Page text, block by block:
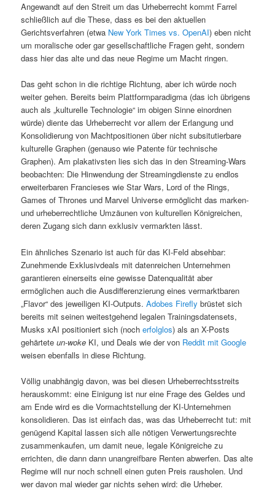
Angewandt auf den Streit um das Urheberrecht kommt Farrel
schließlich auf die These, dass es bei den aktuellen
Gerichtsverfahren (etwa New York Times vs. OpenAI) eben nicht
um moralische oder gar gesellschaftliche Fragen geht, sondern
dass hier das alte und das neue Regime um Macht ringen.
Das geht schon in die richtige Richtung, aber ich würde noch
weiter gehen. Bereits beim Plattformparadigma (das ich übrigens
auch als „kulturelle Technologie“ im obigen Sinne einordnen
würde) diente das Urheberrecht vor allem der Erlangung und
Konsolidierung von Machtpositionen über nicht subsitutierbare
kulturelle Graphen (genauso wie Patente für technische
Graphen). Am plakativsten lies sich das in den Streaming-Wars
beobachten: Die Hinwendung der Streamingdienste zu endlos
erweiterbaren Francieses wie Star Wars, Lord of the Rings,
Games of Thrones und Marvel Universe ermöglicht das marken-
und urheberrechtliche Umzäunen von kulturellen Königreichen,
deren Zugang sich dann exklusiv vermarkten lässt.
Ein ähnliches Szenario ist auch für das KI-Feld absehbar:
Zunehmende Exklusivdeals mit datenreichen Unternehmen
garantieren einerseits eine gewisse Datenqualität aber
ermöglichen auch die Ausdifferenzierung eines vermarktbaren
„Flavor“ des jeweiligen KI-Outputs.Adobes Firefly brüstet sich
bereits mit seinen weitestgehend legalen Trainingsdatensets,
Musks xAI positioniert sich (nocherfolglos) als an X-Posts
gehärteteun-woke KI, und Deals wie der von Reddit mit Google
weisen ebenfalls in diese Richtung.
Völlig unabhängig davon, was bei diesen Urheberrechtsstreits
herauskommt: eine Einigung ist nur eine Frage des Geldes und
am Ende wird es die Vormachtstellung der KI-Unternehmen
konsolidieren. Das ist einfach das, was das Urheberrecht tut: mit
genügend Kapital lassen sich alle nötigen Verwertungsrechte
zusammenkaufen, um damit neue, legale Königreiche zu
errichten, die dann dann unangreifbare Renten abwerfen. Das alte
Regime will nur noch schnell einen guten Preis rausholen. Und
wer davon mal wieder gar nichts sehen wird: die Urheber.